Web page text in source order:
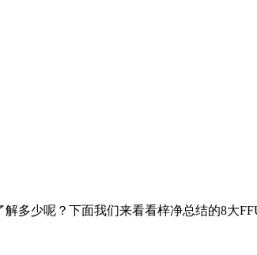
多少呢？下面我们来看看梓净总结的8大